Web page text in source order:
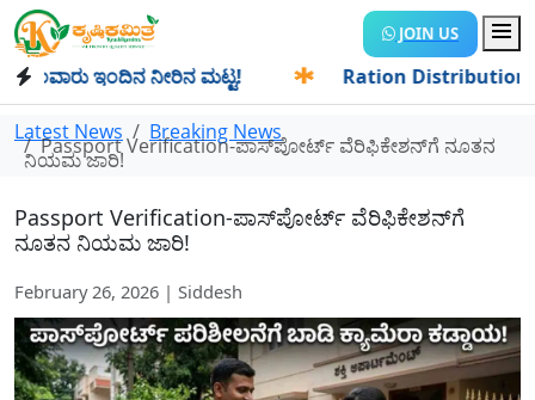
JOIN US
ಇಂದಿನ ನೀರಿನ ಮಟ್ಟ! Ration Distribution-
Latest News Breaking News
Passport Verification-ಪಾಸ್‌ಪೋರ್ಟ್ ವೆರಿಫಿಕೇಶನ್‌ಗೆ ನೂತನ
ನಿಯಮ ಜಾರಿ!
Passport Verification-ಪಾಸ್‌ಪೋರ್ಟ್ ವೆರಿಫಿಕೇಶನ್‌ಗೆ
ನೂತನ ನಿಯಮ ಜಾರಿ!
February 26, 2026 | Siddesh